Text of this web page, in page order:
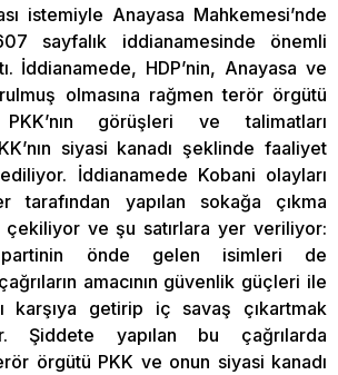
istemiyle Anayasa Mahkemesi’nde
sayfalık iddianamesinde önemli
İddianamede, HDP’nin, Anayasa ve
olmasına rağmen terör örgütü
görüşleri ve talimatları
siyasi kanadı şeklinde faaliyet
İddianamede Kobani olayları
tarafından yapılan sokağa çıkma
çekiliyor ve şu satırlara yer veriliyor:
partinin önde gelen isimleri de
amacının güvenlik güçleri ile
karşıya getirip iç savaş çıkartmak
Şiddete yapılan bu çağrılarda
örgütü PKK ve onun siyasi kanadı